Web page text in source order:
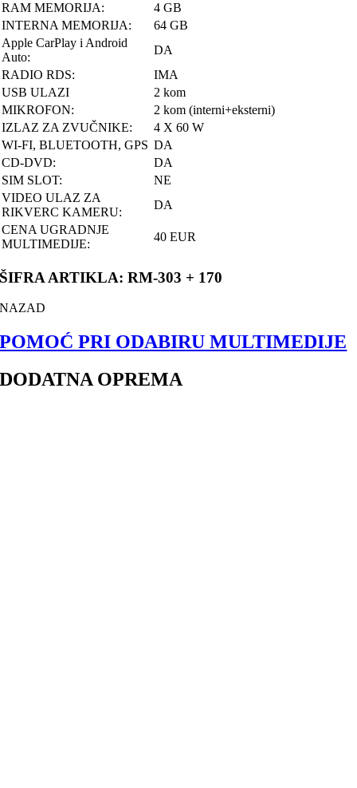
RAM MEMORIJA:
4 GB
INTERNA MEMORIJA:
64 GB
Apple CarPlay i Android
Auto:
DA
RADIO RDS:
IMA
USB ULAZI
2 kom
MIKROFON:
2 kom (interni+eksterni)
IZLAZ ZA ZVUČNIKE:
4 X 60 W
WI-FI, BLUETOOTH, GPS DA
CD-DVD:
DA
SIM SLOT:
NE
VIDEO ULAZ ZA
RIKVERC KAMERU:
DA
CENA UGRADNJE
MULTIMEDIJE:
40 EUR
ŠIFRA ARTIKLA: RM-303 + 170
NAZAD
POMOĆ PRI ODABIRU MULTIMEDIJE
DODATNA OPREMA